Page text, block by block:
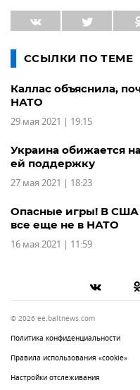
ССЫЛКИ ПО ТЕМЕ
Каллас объяснила,
НАТО
29 мая 2021 | 19:15
Украина обижается
ей поддержку
27 мая 2021 | 18:23
Опасные игры! В США
все еще не в НАТО
16 мая 2021 | 11:59
© 2026 ee.baltnews.com
Политика конфиденциальности
Правила использования «cookie»
Настройки отслеживания